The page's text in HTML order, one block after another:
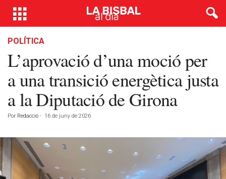
POLÍTICA
L’aprovació d’una moció per
a una transició energètica justa
a la Diputació de Girona
Por Redacció - 16 de juny de 2026